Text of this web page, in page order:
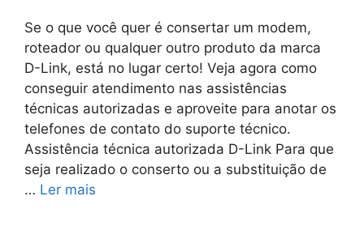
Se o que você quer é consertar um modem,
roteador ou qualquer outro produto da marca
D-Link, está no lugar certo! Veja agora como
conseguir atendimento nas assistências
técnicas autorizadas e aproveite para anotar os
telefones de contato do suporte técnico.
Assistência técnica autorizada D-Link Para que
seja realizado o conserto ou a substituição de
… Ler mais